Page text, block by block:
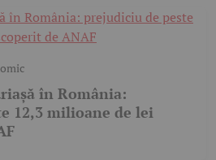
în România:
12,3 milioane de lei